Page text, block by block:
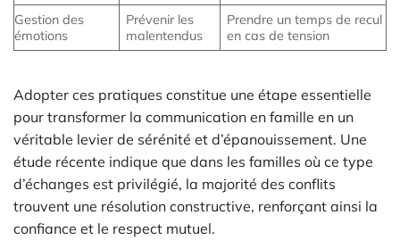
Gestion des
émotions
Prévenir les
malentendus
Prendre un temps de recul
en cas de tension
Adopter ces pratiques constitue une étape essentielle
pour transformer la communication en famille en un
véritable levier de sérénité et d’épanouissement. Une
étude récente indique que dans les familles où ce type
d’échanges est privilégié, la majorité des conflits
trouvent une résolution constructive, renforçant ainsi la
confiance et le respect mutuel.